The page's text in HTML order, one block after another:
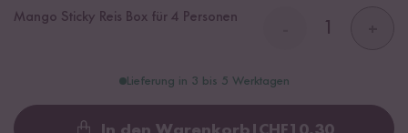
Mango Sticky Reis Box für 4 Personen
Lieferung in 3 bis 5 Werktagen